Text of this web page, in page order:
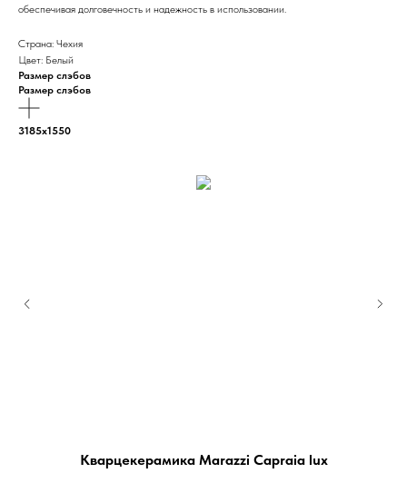
обеспечивая долговечность и надежность в использовании.
Страна: Чехия
Цвет: Белый
Размер слэбов
Размер слэбов
3185х1550
Кварцекерамика Marazzi Capraia lux